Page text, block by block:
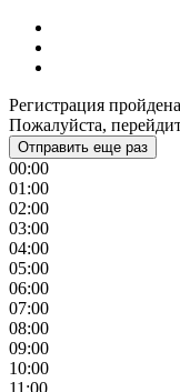
Регистрация
Пожалуйста,
Отправить еще раз
00:00
01:00
02:00
03:00
04:00
05:00
06:00
07:00
08:00
09:00
10:00
11:00